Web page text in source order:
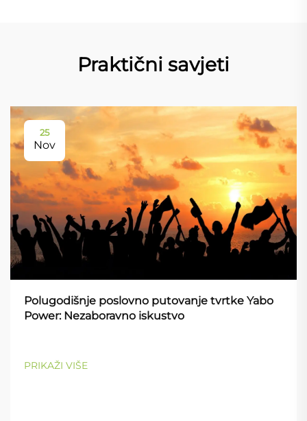
Praktični savjeti
25
Nov
Polugodišnje poslovno putovanje tvrtke Yabo
Power: Nezaboravno iskustvo
PRIKAŽI VIŠE